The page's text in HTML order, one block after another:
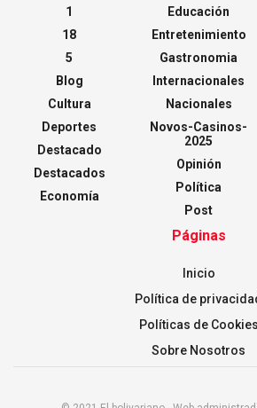
1
18
5
Blog
Cultura
Deportes
Destacado
Destacados
Economía
Educación
Entretenimiento
Gastronomia
Internacionales
Nacionales
Novos-Casinos-
2025
Opinión
Política
Post
Páginas
Inicio
Política de
Políticas de Cookies
Sobre Nosotros